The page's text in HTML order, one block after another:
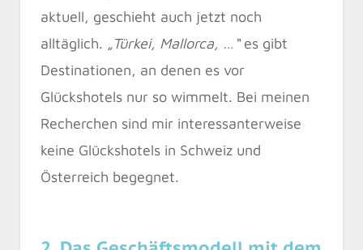
aktuell, geschieht auch jetzt noch
alltäglich. „Türkei, Mallorca, …“es gibt
Destinationen, an denen es vor
Glückshotels nur so wimmelt. Bei meinen
Recherchen sind mir interessanterweise
keine Glückshotels in Schweiz und
Österreich begegnet.